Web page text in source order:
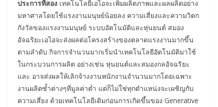
ประการที่สอง เทคโนโลยีเอไอจะเพิ่มผลิตภาพและผลผลิตอย่าง
มหาศาลโดยใช้แรงงานมนุษย์น้อยลง ความเสี่ยงและความวิตก
กังวัลของแรงงานมนุษย์ ระบบอัตโนมัติและหุ่นยนต์ สมอง
อัจฉริยะเอไอจะส่งผลต่อโครงสร้างของตลาดแรงงานมากขึ้น
ตามลำดับ กิจการจำนวนมากเริ่มนำเทคโนโลยีอัตโนมัติมาใช้
ในกระบวนการผลิต อย่างเช่น หุ่นยนต์และสมองกลอัจฉริยะ
และ อาจส่งผลให้เลิกจ้างงานพนักงานจำนวนมากโดยเฉพาะ
งานผลิตซ้ำต่างๆที่มูลค่าต่ำ แต่ก็ไม่ใช่ทุกตำแหน่งจะเผชิญกับ
ความเสี่ยง ด้วยเทคโนโลยีเดิมก่อนการเกิดขึ้นของ Generative